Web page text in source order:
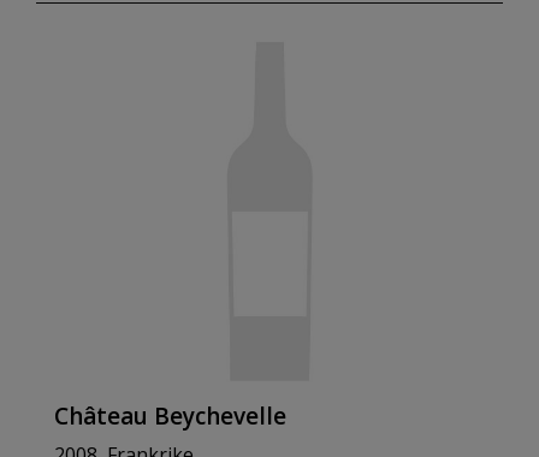
Château Beychevelle